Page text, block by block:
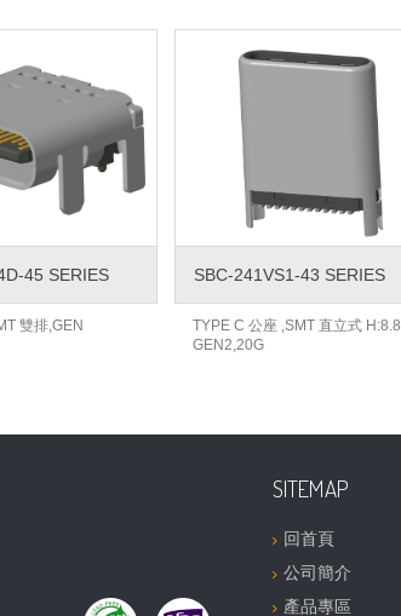
45 SERIES
雙排,GEN
SBC-241VS1-43 SERIES
TYPE C 公座 ,SMT 直立式 H:8.8
GEN2,20G
SITEMAP
回首頁
公司簡介
產品專區